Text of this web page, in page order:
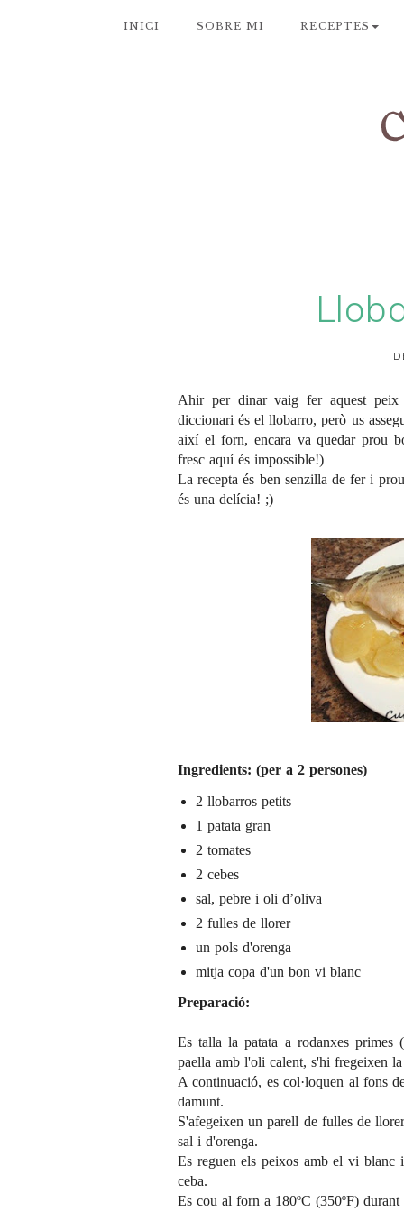
INICI SOBRE MI RECEPTES
Ahir per dinar vaig fer aquest
diccionari és el llobarro, però us
així el forn, encara va quedar prou
fresc aquí és impossible!)
La recepta és ben senzilla de fer i
és una delícia! ;)
Ingredients: (per a 2 persones)
2 llobarros petits
1 patata gran
2 tomates
2 cebes
sal, pebre i oli d’oliva
2 fulles de llorer
un pols d'orenga
mitja copa d'un bon vi blanc
Preparació:
Es talla la patata a rodanxes
paella amb l'oli calent, s'hi fregeixen la
A continuació, es col·loquen al fons
damunt.
S'afegeixen un parell de fulles de
sal i d'orenga.
Es reguen els peixos amb el vi
ceba.
Es cou al forn a 180ºC (350ºF)